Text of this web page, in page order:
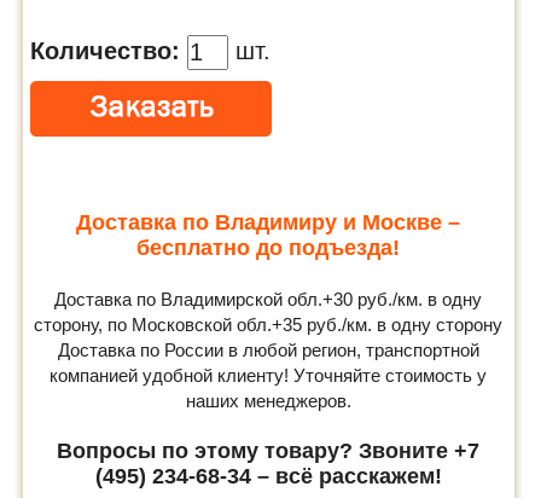
Количество: шт.
Доставка по Владимиру и Москве –
бесплатно до подъезда!
Доставка по Владимирской обл.+30 руб./км. в одну
сторону, по Московской обл.+35 руб./км. в одну сторону
Доставка по России в любой регион, транспортной
компанией удобной клиенту! Уточняйте стоимость у
наших менеджеров.
Вопросы по этому товару? Звоните +7
(495) 234-68-34 – всё расскажем!